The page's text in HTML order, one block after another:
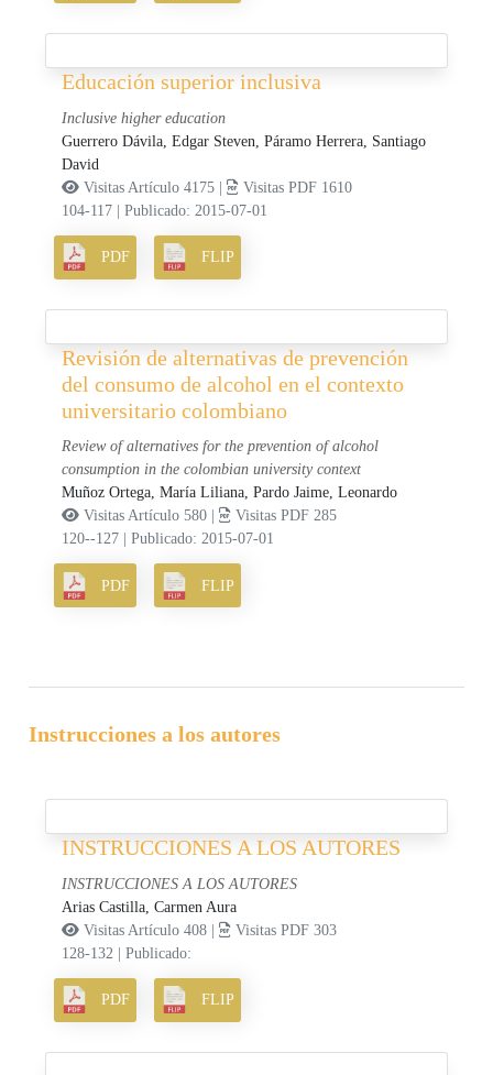
Educación superior inclusiva
Inclusive higher education
Guerrero Dávila, Edgar Steven,Páramo Herrera, Santiago
David
Visitas Artículo 4175 |
Visitas PDF 1610
104-117
|Publicado: 2015-07-01
PDF FLIP
Revisión de alternativas de prevención
del consumo de alcohol en el contexto
universitario colombiano
Review of alternatives for the prevention of alcohol
consumption in the colombian university context
Muñoz Ortega, María Liliana,Pardo Jaime, Leonardo
Visitas Artículo 580 |
Visitas PDF 285
120--127
|Publicado: 2015-07-01
PDF FLIP
Instrucciones a los autores
INSTRUCCIONES A LOS AUTORES
INSTRUCCIONES A LOS AUTORES
Arias Castilla, Carmen Aura
Visitas Artículo 408 |
Visitas PDF 303
128-132
|Publicado:
PDF FLIP